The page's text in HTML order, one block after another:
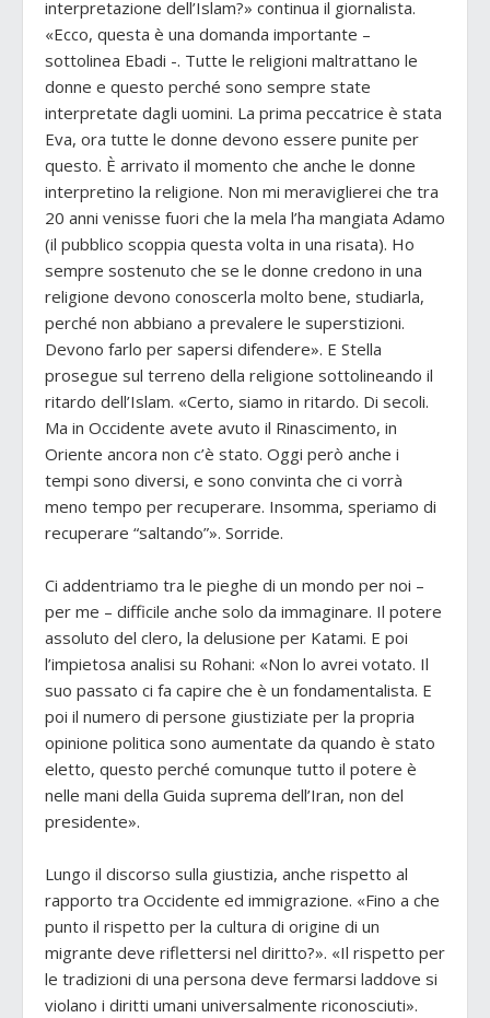
interpretazione dell’Islam?» continua il giornalista.
«Ecco, questa è una domanda importante –
sottolinea Ebadi -. Tutte le religioni maltrattano le
donne e questo perché sono sempre state
interpretate dagli uomini. La prima peccatrice è stata
Eva, ora tutte le donne devono essere punite per
questo. È arrivato il momento che anche le donne
interpretino la religione. Non mi meraviglierei che tra
20 anni venisse fuori che la mela l’ha mangiata Adamo
(il pubblico scoppia questa volta in una risata). Ho
sempre sostenuto che se le donne credono in una
religione devono conoscerla molto bene, studiarla,
perché non abbiano a prevalere le superstizioni.
Devono farlo per sapersi difendere». E Stella
prosegue sul terreno della religione sottolineando il
ritardo dell’Islam. «Certo, siamo in ritardo. Di secoli.
Ma in Occidente avete avuto il Rinascimento, in
Oriente ancora non c’è stato. Oggi però anche i
tempi sono diversi, e sono convinta che ci vorrà
meno tempo per recuperare. Insomma, speriamo di
recuperare “saltando”». Sorride.
Ci addentriamo tra le pieghe di un mondo per noi –
per me – difficile anche solo da immaginare. Il potere
assoluto del clero, la delusione per Katami. E poi
l’impietosa analisi su Rohani: «Non lo avrei votato. Il
suo passato ci fa capire che è un fondamentalista. E
poi il numero di persone giustiziate per la propria
opinione politica sono aumentate da quando è stato
eletto, questo perché comunque tutto il potere è
nelle mani della Guida suprema dell’Iran, non del
presidente».
Lungo il discorso sulla giustizia, anche rispetto al
rapporto tra Occidente ed immigrazione. «Fino a che
punto il rispetto per la cultura di origine di un
migrante deve riflettersi nel diritto?». «Il rispetto per
le tradizioni di una persona deve fermarsi laddove si
violano i diritti umani universalmente riconosciuti».